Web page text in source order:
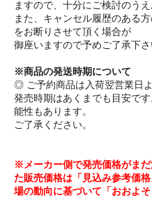
ますので、十分にご検討のうえ
また、キャンセル履歴のある
をお断りさせて頂く場合が
御座いますので予めご了承下さ
※商品の発送時期について
◎ ご予約商品は入荷翌営業日よ
発売時期はあくまでも目安で
能性もあります。
ご了承ください。
※メーカー側で発売価格がま
た販売価格は「見込み参考価
場の動向に基づいて「おおよ